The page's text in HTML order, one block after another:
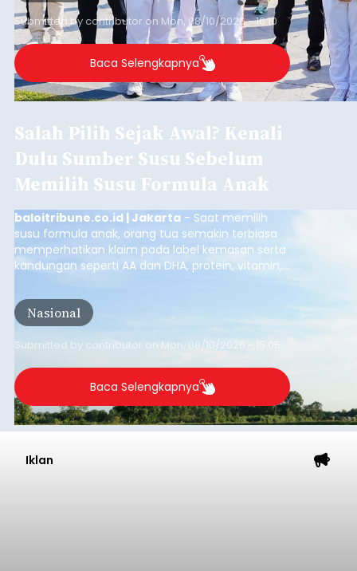
Submitted bycontributor on Mon, 08/10/2026 - 16:10
Baca Selengkapnya
Salah Pilih Sejak Awal? Kenali
Dulu Sumber Susu Sebelum
Memilih Susu Formula Anak
baloitribune.co.id | Jakarta - Saat memilih
susu formula anak, orang tua semakin terbiasa
memperhatikan klaim pada label kemasan serta
kandungan seperti AA dan DHA, protein, vitamin,
yang belum banyak dicermati adalah dari mana
sumber susu yang digunakan.
Nasional
Submitted by contributor on Mon, 08/10/2026 - 15:05
Baca Selengkapnya
Iklan